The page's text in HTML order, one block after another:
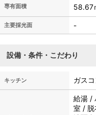
専有面積 58.67
主要採光面 -
設備・条件・こだわり
キッチン ガス
給湯 /
室 / 脱